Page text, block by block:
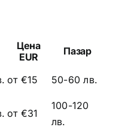
Цена
EUR
Пазар
от €15 50-60 лв.
от €31
100-120
лв.